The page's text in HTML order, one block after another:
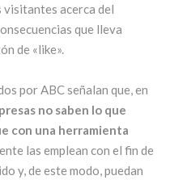
visitantes acerca del
que lleva
de «like».
por ABC señalan que, en
no saben lo que
con una herramienta
las emplean con el fin de
y, de este modo, puedan